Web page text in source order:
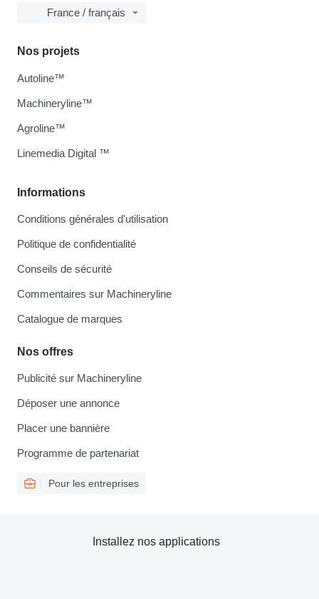
France / français
Informations
Conditions générales d'utilisation
Politique de confidentialité
Conseils de sécurité
Commentaires sur Machineryline
Catalogue de marques
Nos offres
Publicité sur Machineryline
Déposer une annonce
Placer une bannière
Programme de partenariat
Pour les entreprises
Nos projets
Autoline™
Machineryline™
Agroline™
Linemedia Digital ™
Installez nos applications